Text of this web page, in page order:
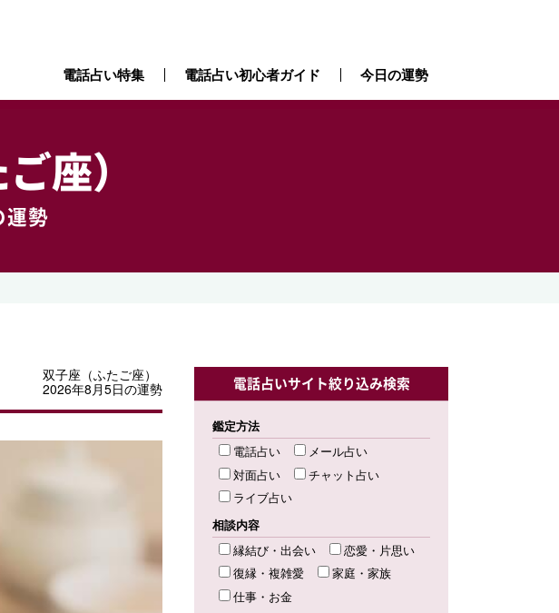
電話占い特集 電話占い初心者ガイド 今日の運勢
座）
勢
双子座（ふたご座）
2026年8月5日の運勢
電話占いサイト絞り込み検索
鑑定方法
電話占い
メール占い
対面占い
チャット占い
ライブ占い
相談内容
縁結び・出会い
恋愛・片思い
復縁・複雑愛
家庭・家族
仕事・お金